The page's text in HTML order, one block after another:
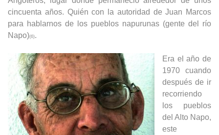
cincuenta años. Quién con la autoridad de Juan Marcos
para hablarnos de los pueblos napurunas (gente del río
Napo)(6).
Era el año de
1970 cuando
después de ir
recorriendo
los pueblos
del Alto Napo,
este